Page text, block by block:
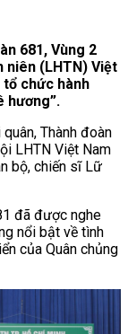
681, Vùng 2
niên (LHTN) Việt
tổ chức hành
hương”.
Thành đoàn
LHTN Việt Nam
bộ, chiến sĩ Lữ
đã được nghe
nổi bật về tình
của Quân chủng